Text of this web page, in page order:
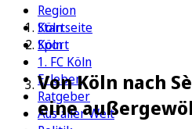
Region
Köln
Sport
1. FC Köln
Erleben
Ratgeber
Aus aller Welt
Startseite
Köln
Von Köln nach
eine